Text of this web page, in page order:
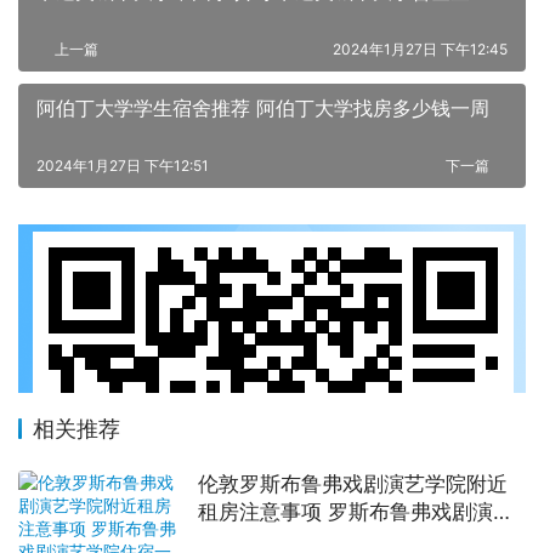
上一篇 2024年1月27日 下午12:45
阿伯丁大学学生宿舍推荐 阿伯丁大学找房多少钱一周
下一篇
2024年1月27日 下午12:51
相关推荐
伦敦罗斯布鲁弗戏剧演艺学院附近
租房注意事项 罗斯布鲁弗戏剧演艺